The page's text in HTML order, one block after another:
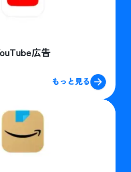
広告
もっと見る